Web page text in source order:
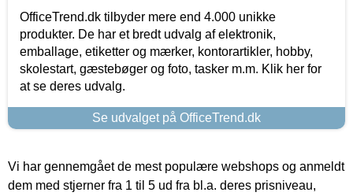
OfficeTrend.dk tilbyder mere end 4.000 unikke
produkter. De har et bredt udvalg af elektronik,
emballage, etiketter og mærker, kontorartikler, hobby,
skolestart, gæstebøger og foto, tasker m.m. Klik her for
at se deres udvalg.
Se udvalget på OfficeTrend.dk
Vi har gennemgået de mest populære webshops og anmeldt
dem med stjerner fra 1 til 5 ud fra bl.a. deres prisniveau,